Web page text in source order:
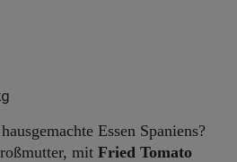
Essen Spaniens?
mit Fried Tomato